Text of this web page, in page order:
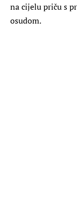
na cijelu priču s
osudom.